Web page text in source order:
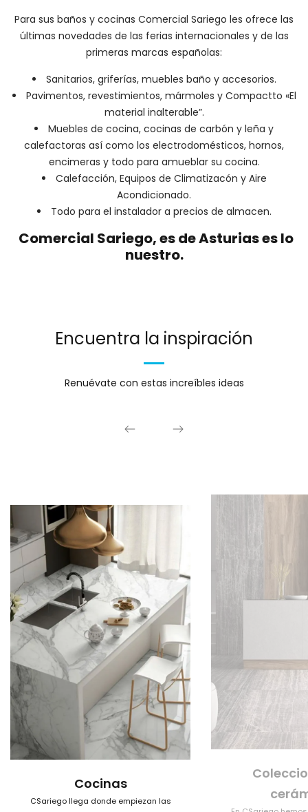
Para sus baños y cocinas Comercial Sariego les ofrece las
últimas novedades de las ferias internacionales y de las
primeras marcas españolas:
Sanitarios, griferías, muebles baño y accesorios.
Pavimentos, revestimientos, mármoles y Compactto «El
material inalterable”.
Muebles de cocina, cocinas de carbón y leña y
calefactoras así como los electrodomésticos, hornos,
encimeras y todo para amueblar su cocina.
Calefacción, Equipos de Climatizacón y Aire
Acondicionado.
Todo para el instalador a precios de almacen.
Comercial Sariego, es de Asturias es lo
nuestro.
Encuentra la inspiración
Renuévate con estas increíbles ideas
Cocinas
CSariego llega donde empiezan las